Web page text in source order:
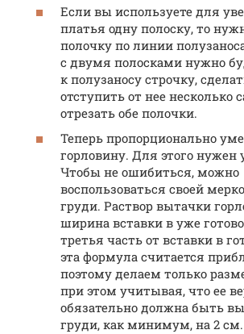
Если вы используете для
платья одну полоску, то
полочку по линии
с двумя полосками нужно
к полузаносу строчку,
отступить от нее несколько
отрезать обе полочки.
Теперь пропорционально
горловину. Для этого нужен
Чтобы не ошибиться, можно
воспользоваться своей
груди. Раствор вытачки
ширина вставки в уже
третья часть от вставки в
эта формула считается
поэтому делаем только
при этом учитывая, что ее
обязательно должна быть
груди, как минимум, на 2 см.